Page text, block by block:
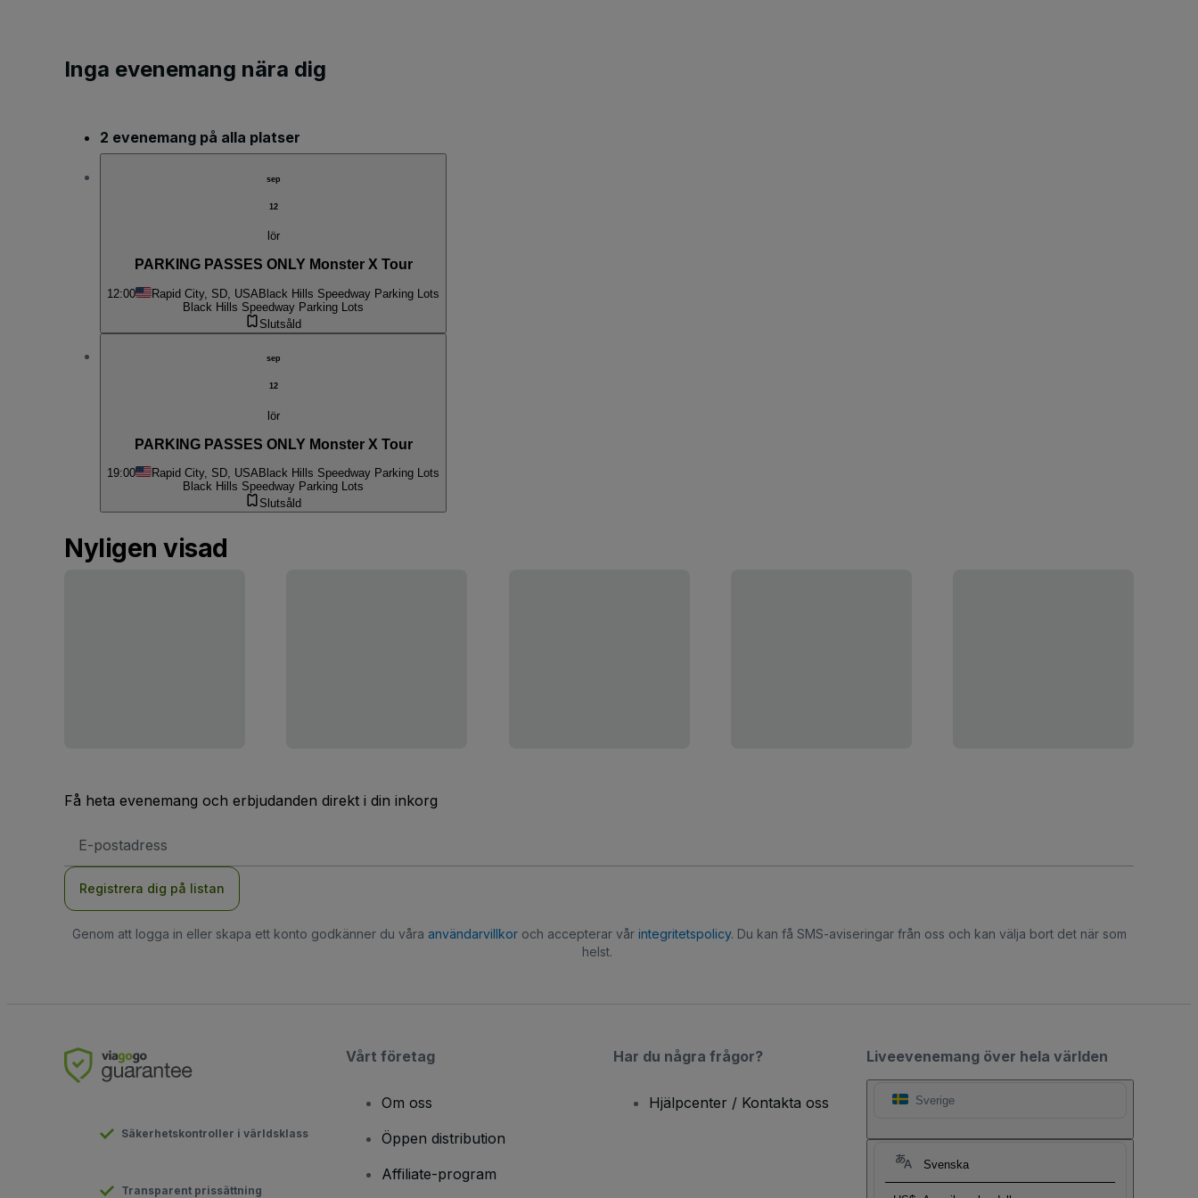
Inga evenemang nära dig
2 evenemang på alla platser
sep
12
lör
PARKING PASSES ONLY Monster X Tour
12:00 Rapid City, SD, USABlack Hills Speedway Parking Lots
Black Hills Speedway Parking Lots
Slutsåld
sep
12
lör
PARKING PASSES ONLY Monster X Tour
19:00 Rapid City, SD, USABlack Hills Speedway Parking Lots
Black Hills Speedway Parking Lots
Slutsåld
Nyligen visad
Få heta evenemang och erbjudanden direkt i din inkorg
postadress
Registrera dig på listan
Genom att logga in eller skapa ett konto godkänner du våra användarvillkoroch accepterar vår integritetspolicy. Du kan få SMS-aviseringar från oss och kan välja bort det när som
helst.
Liveevenemang över hela världen
Sverige
Svenska
Säkerhetskontroller i världsklass
Transparent prissättning
Vårt företag
Om oss
Öppen distribution
Affiliate-program
Har du några frågor?
Hjälpcenter / Kontakta oss